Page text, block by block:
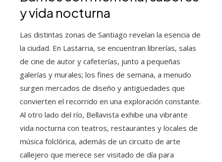
y vida nocturna
Las distintas zonas de Santiago revelan la esencia de
la ciudad. En Lastarria, se encuentran librerías, salas
de cine de autor y cafeterías, junto a pequeñas
galerías y murales; los fines de semana, a menudo
surgen mercados de diseño y antigüedades que
convierten el recorrido en una exploración constante.
Al otro lado del río, Bellavista exhibe una vibrante
vida nocturna con teatros, restaurantes y locales de
música folclórica, además de un circuito de arte
callejero que merece ser visitado de día para